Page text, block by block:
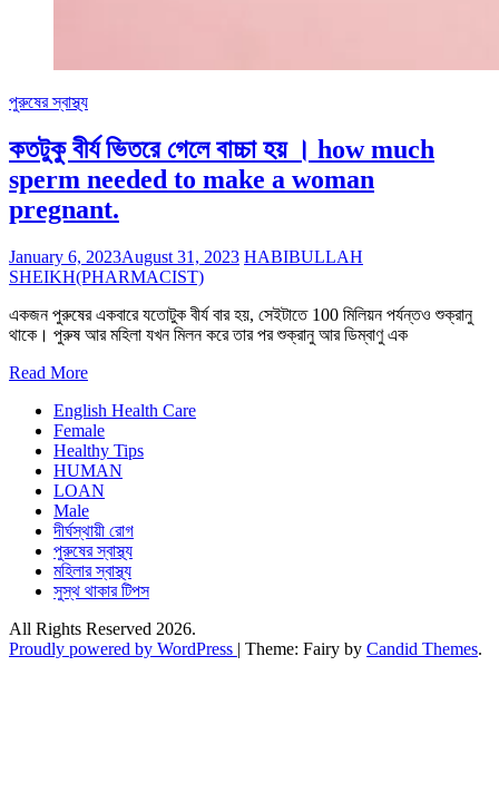
পুরুষের স্বাস্থ্য
কতটুকু বীর্য ভিতরে গেলে বাচ্চা হয় । how much
sperm needed to make a woman
pregnant.
January 6, 2023August 31, 2023 HABIBULLAH
SHEIKH(PHARMACIST)
একজন পুরুষের একবারে যতোটুক বীর্য বার হয়, সেইটাতে 100 মিলিয়ন পর্যন্তও শুক্রানু
থাকে। পুরুষ আর মহিলা যখন মিলন করে তার পর শুক্রানু আর ডিম্বাণু এক
Read More
English Health Care
Female
Healthy Tips
HUMAN
LOAN
Male
দীর্ঘস্থায়ী রোগ
পুরুষের স্বাস্থ্য
মহিলার স্বাস্থ্য
সুস্থ থাকার টিপস
All Rights Reserved 2026.
Proudly powered by WordPress | Theme: Fairy by Candid Themes.